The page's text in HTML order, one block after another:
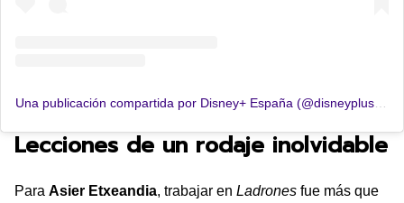
Lecciones de un rodaje inolvidable
Para Asier Etxeandia, trabajar en Ladrones fue más que